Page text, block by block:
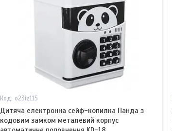
o23iz115
Дитяча електронна сейф-копилка Панда з
кодовим замком металевий корпус